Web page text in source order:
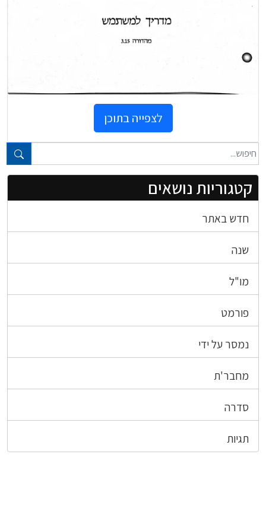
טקסט חופשי...
קטגוריות נושאים
חדש באתר
שנה
מו"ל
פורמט
נמסר על ידי
מחבר'ת
סדרה
תגיות
לצפייה בתוכן